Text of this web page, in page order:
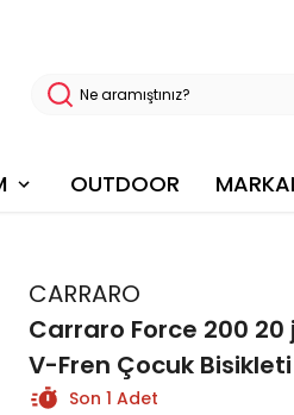
OUTDOOR
CARRARO
Carraro Force 200 20
V-Fren Çocuk Bisikleti
Son 1 Adet